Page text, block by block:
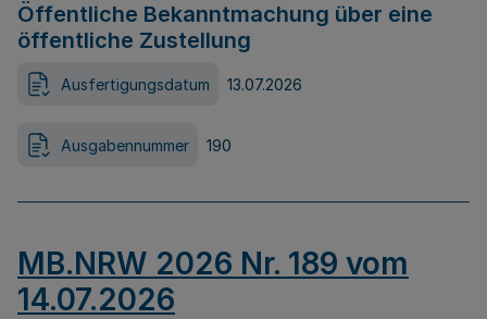
Öffentliche Bekanntmachung über eine
öffentliche Zustellung
Ausfertigungsdatum 13.07.2026
Ausgabennummer 190
MB.NRW 2026 Nr. 189 vom
14.07.2026